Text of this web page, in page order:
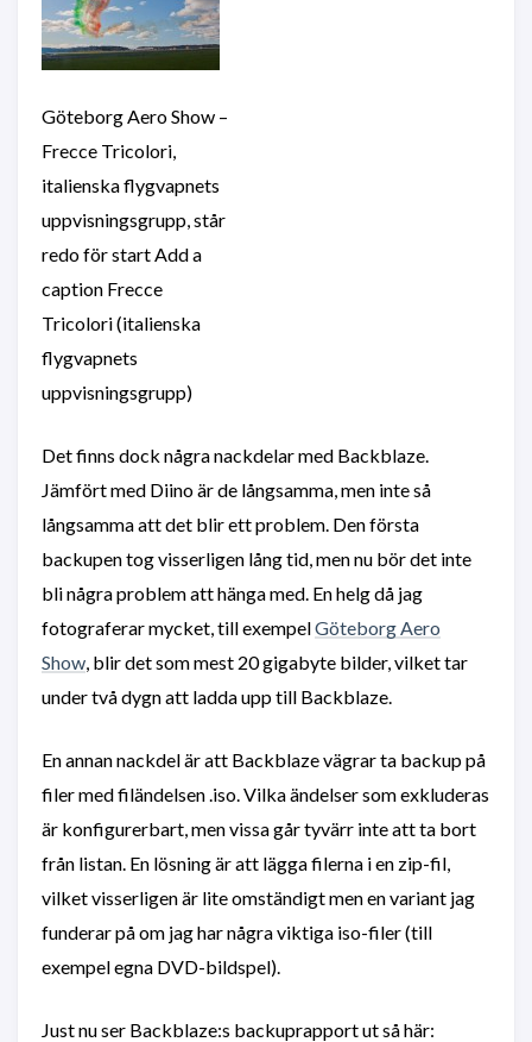
Göteborg Aero Show –
Frecce Tricolori,
italienska flygvapnets
uppvisningsgrupp, står
redo för start Add a
caption Frecce
Tricolori (italienska
flygvapnets
uppvisningsgrupp)
Det finns dock några nackdelar med Backblaze.
Jämfört med Diino är de långsamma, men inte så
långsamma att det blir ett problem. Den första
backupen tog visserligen lång tid, men nu bör det inte
bli några problem att hänga med. En helg då jag
fotograferar mycket, till exempelGöteborg Aero
Show, blir det som mest 20 gigabyte bilder, vilket tar
under två dygn att ladda upp till Backblaze.
En annan nackdel är att Backblaze vägrar ta backup på
filer med filändelsen .iso. Vilka ändelser som exkluderas
är konfigurerbart, men vissa går tyvärr inte att ta bort
från listan. En lösning är att lägga filerna i en zip-fil,
vilket visserligen är lite omständigt men en variant jag
funderar på om jag har några viktiga iso-filer (till
exempel egna DVD-bildspel).
Just nu ser Backblaze:s backuprapport ut så här: